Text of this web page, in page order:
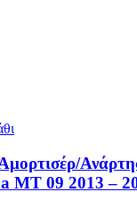
MT 09 2013 –